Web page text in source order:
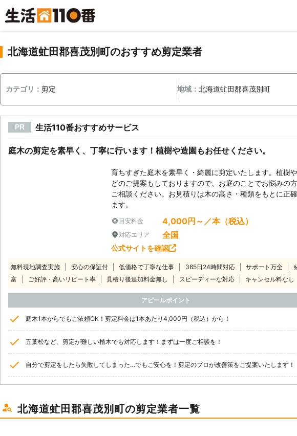
北海道虻田郡喜茂別町のおすすめ剪定業者
カテゴリ： 剪定 地域：北海道虻田郡喜茂別町
PR 生活110番おすすめサービス
庭木の剪定を素早く、丁寧に行います！植樹や造園もお任せください。
育ちすぎた庭木を素早く・綺麗に剪定いたします。植樹
どのご提案もしておりますので、お庭のことでお悩みの
ご相談ください。お見積りは木の高さ・種類をもとに正
ます。
目安料金 4,000円～／本（税込）
対応エリア 全国
公式サイトを確認
無料現地調査実施 安心の保証付 低価格で丁寧な仕事 365日24時間対応 サポート万全
富
ご好評・高いリピート率 見積り後追加料金無し スピーディーな対応 キャンセル料なし
アピールポイント
庭木1本からでもご依頼OK！剪定料金は1本あたり4,000円（税込）から！
五葉松など、剪定が難しい植木でも対応します！まずは一度ご相談を！
自分で剪定をしたら失敗してしまった…でもご安心を！剪定のプロが改善策をご提案いたします！
北海道虻田郡喜茂別町の剪定業者一覧